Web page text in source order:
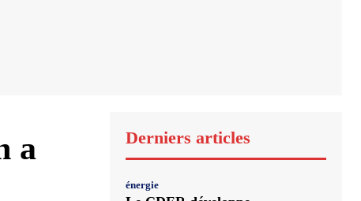
a
Derniers articles
énergie